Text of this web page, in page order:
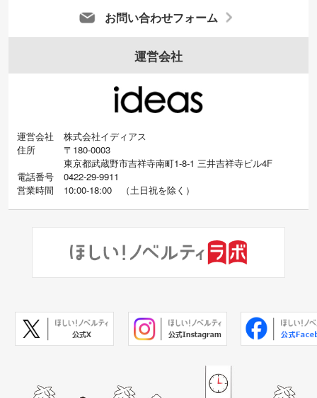
お問い合わせフォーム
運営会社
運営会社
株式会社イディアス
住所
〒180-0003
東京都武蔵野市吉祥寺南町1-8-1 三井吉祥寺ビル4F
電話番号
0422-29-9911
営業時間
10:00-18:00 （土日祝を除く）